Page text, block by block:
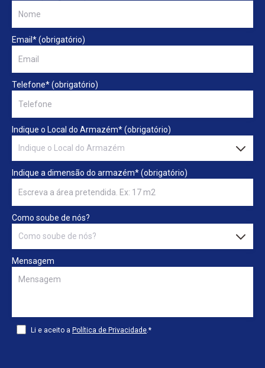
Email* (obrigatório)
Telefone* (obrigatório)
Indique o Local do Armazém* (obrigatório)
Indique a dimensão do armazém* (obrigatório)
Como soube de nós?
Mensagem
Li e aceito a Política de Privacidade.*